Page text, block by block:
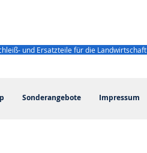
Sonderangebote Impressum
und Ersatzteile für die Landwirtschaft